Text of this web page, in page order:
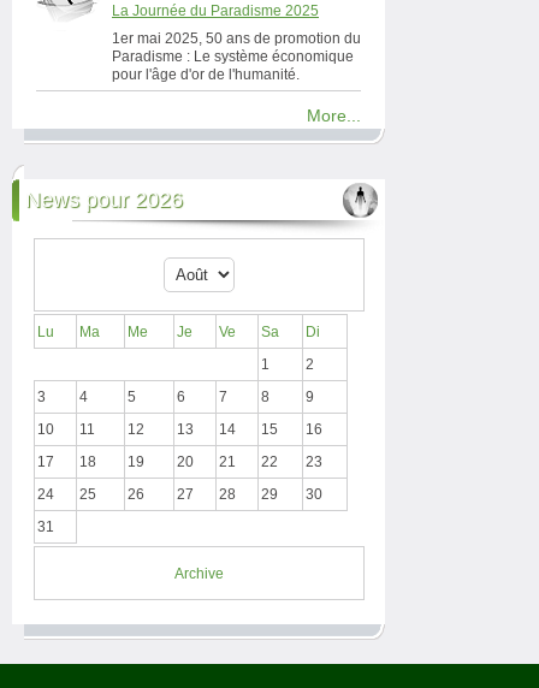
La Journée du Paradisme 2025
1er mai 2025, 50 ans de promotion du
Paradisme : Le système économique
pour l'âge d'or de l'humanité.
More...
News pour 2026
Lu Ma Me Je Ve Sa
Di
1
2
3
4 5 6 7 8
9
10
11 12 13 14 15
16
17
18 19 20 21 22
23
24
25 26 27 28 29
30
31
Archive